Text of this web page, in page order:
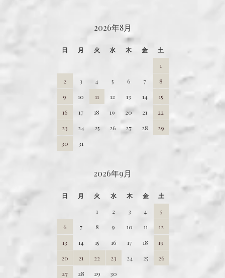
2026年8月
日 月 火 水 木 金
土
1
2
3 4 5 6 7
8
9
10 11 12 13 14
15
16
17 18 19 20 21
22
23
24 25 26 27 28
29
30
31
2026年9月
日 月 火 水 木 金
土
1
2 3 4
5
6
7 8 9 10 11
12
13
14 15 16 17 18
19
20
21 22 23 24 25
26
27
28 29 30